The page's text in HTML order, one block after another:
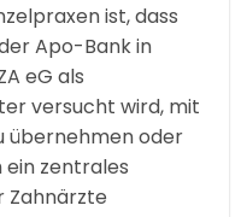
ist, dass
Apo-Bank in
eG als
versucht wird, mit
übernehmen oder
ein zentrales
Zahnärzte